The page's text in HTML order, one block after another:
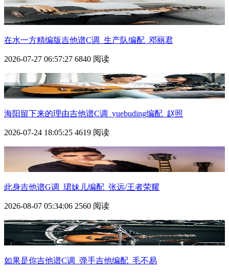
在水一方精编版吉他谱C调_生产队编配_邓丽君
2026-07-27 06:57:27 6840 阅读
海阳留下来的理由吉他谱C调_yuebuding编配_赵照
2026-07-24 18:05:25 4619 阅读
此身吉他谱G调_珺妹儿编配_张远/王者荣耀
2026-08-07 05:34:06 2560 阅读
如果是你吉他谱C调_弹手吉他编配_毛不易